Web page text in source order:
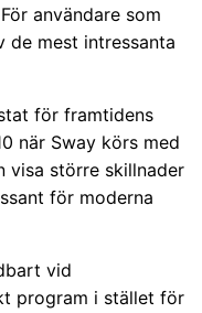
användare som
mest intressanta
för framtidens
när Sway körs med
visa större skillnader
för moderna
vid
program i stället för